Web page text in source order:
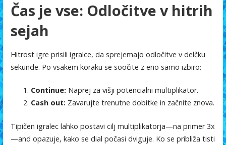
Čas je vse: Odločitve v hitrih
sejah
Hitrost igre prisili igralce, da sprejemajo odločitve v delčku
sekunde. Po vsakem koraku se soočite z eno samo izbiro:
Continue: Naprej za višji potencialni multiplikator.
Cash out: Zavarujte trenutne dobitke in začnite znova.
Tipičen igralec lahko postavi cilj multiplikatorja—na primer 3x
—and opazuje, kako se dial počasi dviguje. Ko se približa tisti